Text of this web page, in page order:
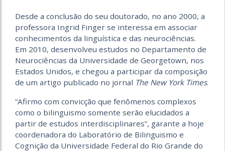
Desde a conclusão do seu doutorado, no ano 2000, a
professora Ingrid Finger se interessa em associar
conhecimentos da linguística e das neurociências.
Em 2010, desenvolveu estudos no Departamento de
Neurociências da Universidade de Georgetown, nos
Estados Unidos, e chegou a participar da composição
de um artigo publicado no jornal The New York Times.
“Afirmo com convicção que fenômenos complexos
como o bilinguismo somente serão elucidados a
partir de estudos interdisciplinares”, garante a hoje
coordenadora do Laboratório de Bilinguismo e
Cognição da Universidade Federal do Rio Grande do